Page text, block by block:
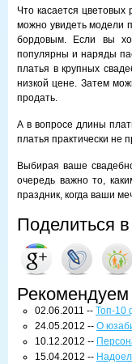
Что касается
можно увидеть модели
бордовым. Если вы
популярны и наряды
платья в крупных
низкой цене. Затем
продать.
А в вопросе длины
платья практически не
Выбирая ваше
очередь важно то,
праздник, когда ваши
Поделиться
02.06.2011 -- Топ-10
24.05.2012 -- О
10.12.2012 --
15.04.2012 --